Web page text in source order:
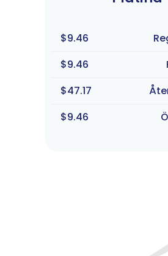
$9.46
$9.46
$47.17
$9.46